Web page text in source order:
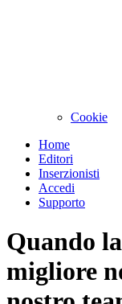
Cookie
Home
Editori
Inserzionisti
Accedi
Supporto
Quando
migliore